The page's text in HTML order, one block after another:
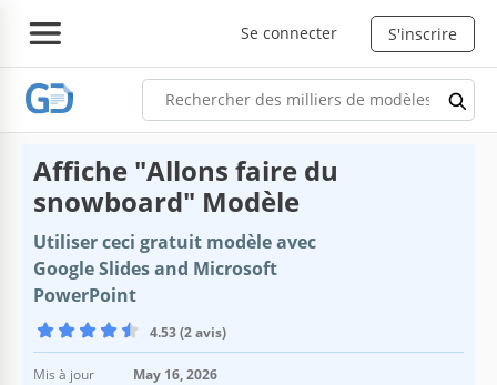
Se connecter S'inscrire
Affiche "Allons faire du
snowboard" Modèle
Utiliser ceci gratuit modèle avec
Google Slides and Microsoft
PowerPoint
4.53 (2 avis)
Mis à jour
May 16, 2026